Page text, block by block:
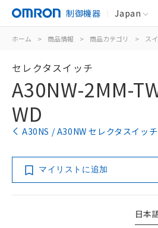
制御機器 Japan
ホーム > 商品情報 > 商品カテゴリ > ス
セレクタスイッチ
A30NW-2MM-
WD
A30NS / A30NW セレクタスイッ
マイリストに追加
日本